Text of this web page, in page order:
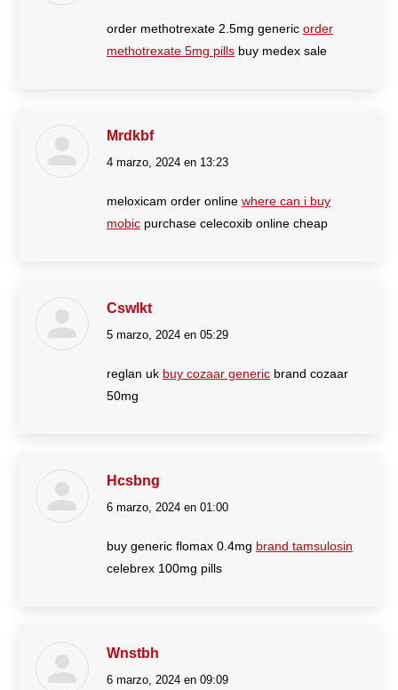
order methotrexate 2.5mg generic order
methotrexate 5mg pills buy medex sale
Mrdkbf
dice:
4 marzo, 2024 en 13:23
meloxicam order online where can i buy
mobic purchase celecoxib online cheap
Cswlkt
dice:
5 marzo, 2024 en 05:29
reglan uk buy cozaar generic brand cozaar
50mg
Hcsbng
dice:
6 marzo, 2024 en 01:00
buy generic flomax 0.4mg brand tamsulosin
celebrex 100mg pills
Wnstbh
dice:
6 marzo, 2024 en 09:09